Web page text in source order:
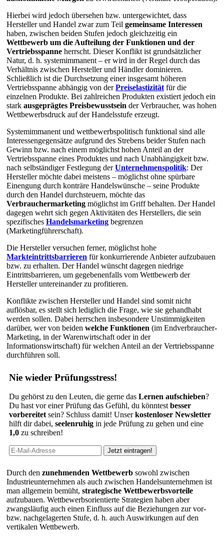
Hierbei wird jedoch übersehen bzw. untergewichtet, dass
Hersteller und Handel zwar zum Teil gemeinsame Interessen
haben, zwischen beiden Stufen jedoch gleichzeitig ein
Wettbewerb um die Aufteilung der Funktionen und der
Vertriebsspanne herrscht. Dieser Konflikt ist grundsätzlicher
Natur, d. h. systemimmanent – er wird in der Regel durch das
Verhältnis zwischen Hersteller und Händler dominieren.
Schließlich ist die Durchsetzung einer insgesamt höheren
Vertriebsspanne abhängig von derPreiselastizität für die
einzelnen Produkte. Bei zahlreichen Produkten existiert jedoch ein
stark ausgeprägtes Preisbewusstsein der Verbraucher, was hohen
Wettbewerbsdruck auf der Handelsstufe erzeugt.
Systemimmanent und wettbewerbspolitisch funktional sind alle
Interessengegensätze aufgrund des Strebens beider Stufen nach
Gewinn bzw. nach einem möglichst hohen Anteil an der
Vertriebsspanne eines Produktes und nach Unabhängigkeit bzw.
nach selbständiger Festlegung derUnternehmenspolitik: Der
Hersteller möchte dabei meistens – möglichst ohne spürbare
Einengung durch konträre Handelswünsche – seine Produkte
durch den Handel durchsteuern, möchte das
Verbrauchermarketing möglichst im Griff behalten. Der Handel
dagegen wehrt sich gegen Aktivitäten des Herstellers, die sein
spezifisches Handelsmarketing begrenzen
(Marketingführerschaft).
Die Hersteller versuchen ferner, möglichst hohe
Markteintrittsbarrieren für konkurrierende Anbieter aufzubauen
bzw. zu erhalten. Der Handel wünscht dagegen niedrige
Eintrittsbarrieren, um gegebenenfalls vom Wettbewerb der
Hersteller untereinander zu profitieren.
Konflikte zwischen Hersteller und Handel sind somit nicht
auflösbar, es stellt sich lediglich die Frage, wie sie gehandhabt
werden sollen. Dabei herrschen insbesondere Unstimmigkeiten
darüber, wer von beiden welche Funktionen (im Endverbraucher-
Marketing, in der Warenwirtschaft oder in der
Informationswirtschaft) für welchen Anteil an der Vertriebsspanne
durchführen soll.
Nie wieder Prüfungsstress!
Du gehörst zu den Leuten, die gerne das Lernen aufschieben?
Du hast vor einer Prüfung das Gefühl, du könntestbesser
vorbereitetsein? Schluss damit! Unserkostenloser Newsletter
hilft dir dabei, seelenruhig in jede Prüfung zu gehen und eine
1,0 zu schreiben!
Durch den zunehmenden Wettbewerb sowohl zwischen
Industrieunternehmen als auch zwischen Handelsunternehmen ist
man allgemein bemüht, strategische Wettbewerbsvorteile
aufzubauen. Wettbewerbsorientierte Strategien haben aber
zwangsläufig auch einen Einfluss auf die Beziehungen zur vor-
bzw. nachgelagerten Stufe, d. h. auch Auswirkungen auf den
vertikalen Wettbewerb.